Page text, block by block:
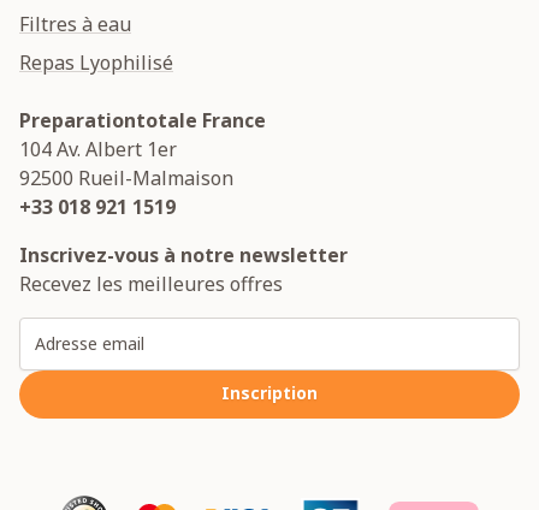
Filtres à eau
Repas Lyophilisé
Preparationtotale France
104 Av. Albert 1er
92500 Rueil-Malmaison
+33 018 921 1519
Inscrivez-vous à notre newsletter
Recevez les meilleures offres
Inscription